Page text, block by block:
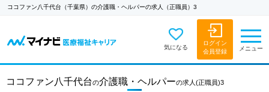
ココファン八千代台（千葉県）の介護職・ヘルパーの求人（正職員）3
気になる
ログイン
会員登録
メニュー
ココファン八千代台の介護職・ヘルパーの求人 (正職員)3